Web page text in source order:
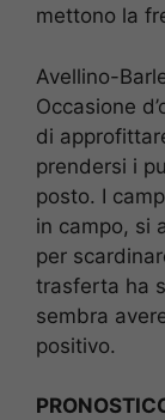
mettono la
Avellino-
Occasione
di
prendersi i
posto. I
in campo, si
per
trasferta ha
sembra
positivo.